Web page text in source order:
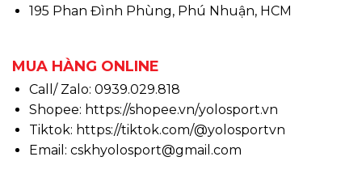
195 Phan Đình Phùng, Phú Nhuận, HCM
MUA HÀNG ONLINE
Call/ Zalo: 0939.029.818
Shopee: https://shopee.vn/yolosport.vn
Tiktok: https://tiktok.com/@yolosportvn
Email: cskhyolosport@gmail.com